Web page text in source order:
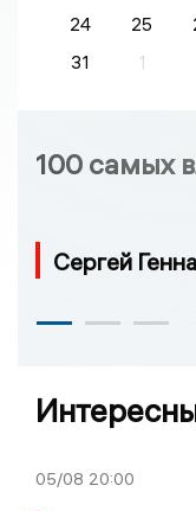
24
25
31
1
100 самых
Сергей
05/08 20:00